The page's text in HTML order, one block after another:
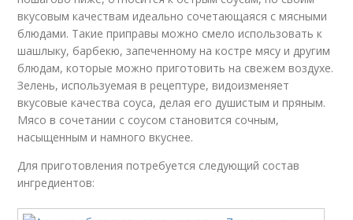
Аджики из помидор Украинская аджика
Аджика из помидор
вкусовым качествам идеально сочетающаяся с мясными
блюдами. Такие приправы можно смело использовать к
шашлыку, барбекю, запеченному на костре мясу и другим
блюдам, которые можно приготовить на свежем воздухе.
Зелень, используемая в рецептуре, видоизменяет
вкусовые качества соуса, делая его душистым и пряным.
Мясо в сочетании с соусом становится сочным,
насыщенным и намного вкуснее.
Для приготовления потребуется следующий состав
ингредиентов: